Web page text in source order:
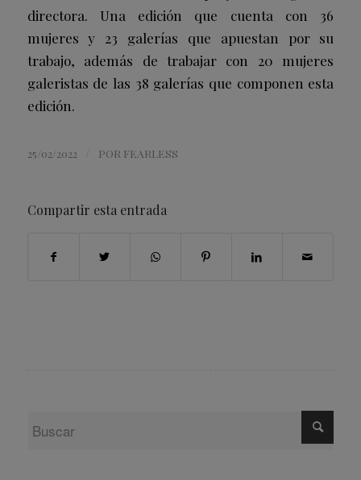
directora. Una edición que cuenta con 36
mujeres y 23 galerías que apuestan por su
trabajo, además de trabajar con 20 mujeres
galeristas de las 38 galerías que componen esta
edición.
25/02/2022 POR FEARLESS
Compartir esta entrada